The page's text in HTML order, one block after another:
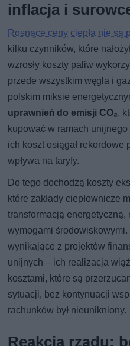
inflacja i
Rosnące ceny ciepła nie są
kilku czynników, które
wzrosły koszty paliw
przede wszystkim węgla i
polskim miksie
uprawnień do emisji CO₂,
kupować w ramach
ich koszt osiągał rekordowe
wpływa na taryfy.
Do tego dochodzą koszty
które zakłady ciepłownicze
transformacją
wymogami
wynikające z projektów
unijnych – ich realizacja
kosztami, które są
sytuacji, bez kontynuacji
rachunków był nieunikniony.
Reakcja rządu: